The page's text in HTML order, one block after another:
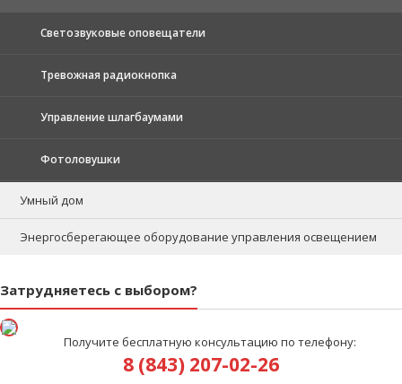
Светозвуковые оповещатели
Тревожная радиокнопка
Управление шлагбаумами
Фотоловушки
Умный дом
Энергосберегающее оборудование управления освещением
Затрудняетесь с выбором?
Получите бесплатную консультацию по телефону:
8 (843) 207-02-26